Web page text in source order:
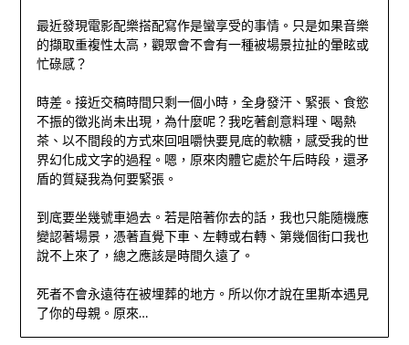
最近發現電影配樂搭配寫作是蠻享受的事情。只是如果音樂
的擷取重複性太高，觀眾會不會有一種被場景拉扯的暈眩或
忙碌感？
時差。接近交稿時間只剩一個小時，全身發汗、緊張、食慾
不振的徵兆尚未出現，為什麼呢？我吃著創意料理、喝熱
茶、以不間段的方式來回咀嚼快要見底的軟糖，感受我的世
界幻化成文字的過程。嗯，原來肉體它處於午后時段，還矛
盾的質疑我為何要緊張。
到底要坐幾號車過去。若是陪著你去的話，我也只能隨機應
變認著場景，憑著直覺下車、左轉或右轉、第幾個街口我也
說不上來了，總之應該是時間久遠了。
死者不會永遠待在被埋葬的地方。所以你才說在里斯本遇見
了你的母親。原來…